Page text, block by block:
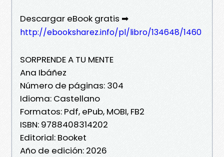
Descargar eBook gratis ➡
http://ebooksharez.info/pl/libro/134648/1460
SORPRENDE A TU MENTE
Ana Ibáñez
Número de páginas: 304
Idioma: Castellano
Formatos: Pdf, ePub, MOBI, FB2
ISBN: 9788408314202
Editorial: Booket
Año de edición: 2026